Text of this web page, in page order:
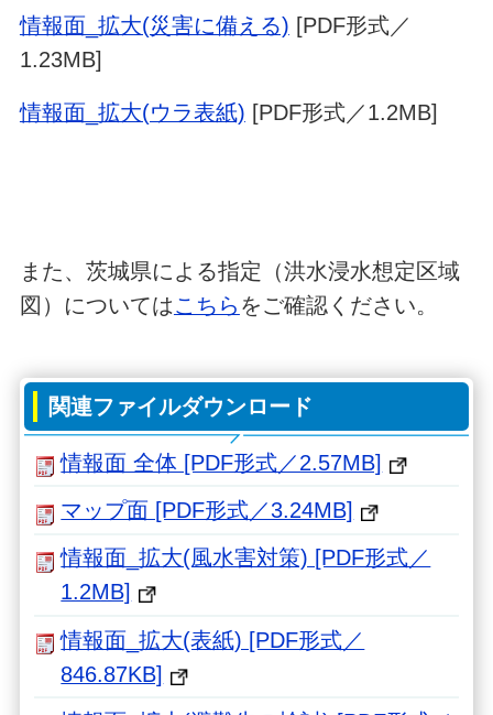
情報面_拡大(災害に備える) [PDF形式／
1.23MB]
情報面_拡大(ウラ表紙) [PDF形式／1.2MB]
また、茨城県による指定（洪水浸水想定区域
図）についてはこちら をご確認ください。
関連ファイルダウンロード
情報面 全体 [PDF形式／2.57MB]
マップ面 [PDF形式／3.24MB]
情報面_拡大(風水害対策) [PDF形式／
1.2MB]
情報面_拡大(表紙) [PDF形式／
846.87KB]